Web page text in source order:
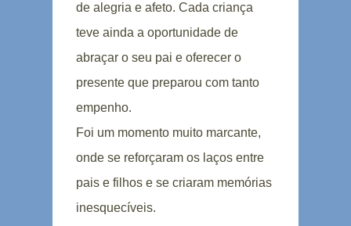
de alegria e afeto. Cada criança
teve ainda a oportunidade de
abraçar o seu pai e oferecer o
presente que preparou com tanto
empenho.
Foi um momento muito marcante,
onde se reforçaram os laços entre
pais e filhos e se criaram memórias
inesquecíveis.